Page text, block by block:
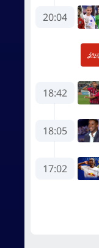
20:04
18:42
18:05
17:02